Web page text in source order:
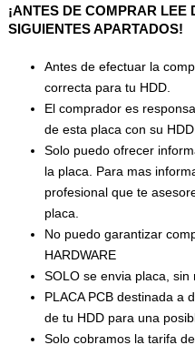
¡ANTES DE COMPRAR LEE
SIGUIENTES APARTADOS!
Antes de efectuar la
correcta para tu HDD.
El comprador es
de esta placa con su HDD.
Solo puedo ofrecer
la placa. Para mas
profesional que te
placa.
No puedo garantizar
HARDWARE
SOLO se envia placa, sin
PLACA PCB destinada a
de tu HDD para una
Solo cobramos la tarifa